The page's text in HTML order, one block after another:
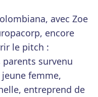
avec Zoe
encore
le pitch :
parents survenu
femme,
entreprend de